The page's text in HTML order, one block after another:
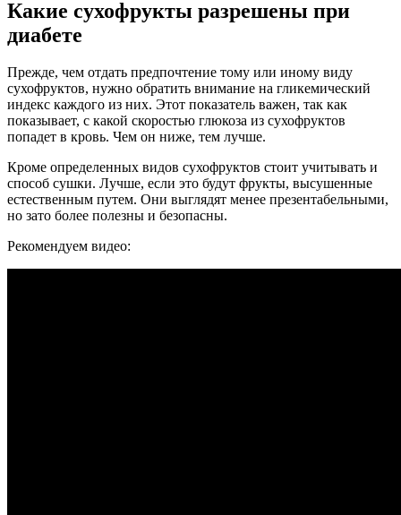
Какие сухофрукты разрешены при
диабете
Прежде, чем отдать предпочтение тому или иному виду
сухофруктов, нужно обратить внимание на гликемический
индекс каждого из них. Этот показатель важен, так как
показывает, с какой скоростью глюкоза из сухофруктов
попадет в кровь. Чем он ниже, тем лучше.
Кроме определенных видов сухофруктов стоит учитывать и
способ сушки. Лучше, если это будут фрукты, высушенные
естественным путем. Они выглядят менее презентабельными,
но зато более полезны и безопасны.
Рекомендуем видео: